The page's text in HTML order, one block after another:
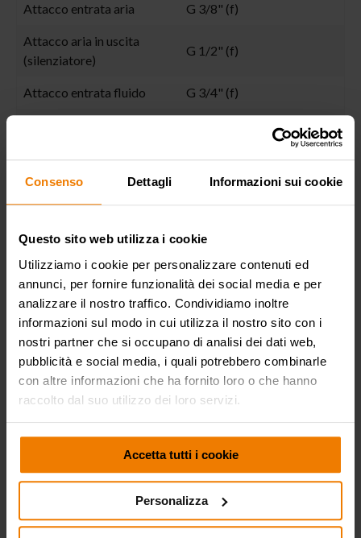
Consenso Dettagli Informazioni sui cookie
Questo sito web utilizza i cookie
Utilizziamo i cookie per personalizzare contenuti ed
annunci, per fornire funzionalità dei social media e per
analizzare il nostro traffico. Condividiamo inoltre
informazioni sul modo in cui utilizza il nostro sito con i
nostri partner che si occupano di analisi dei dati web,
pubblicità e social media, i quali potrebbero combinarle
con altre informazioni che ha fornito loro o che hanno
raccolto dal suo utilizzo dei loro servizi.
Accetta tutti i cookie
Personalizza
Attacco entrata aria G 3/8" (f)
Attacco aria in uscita
(silenziatore)
G 1/2" (f)
Attacco entrata fluido G 3/4" (f)
Valvole in aspirazione e
mandata
Membrane
Sfere acetalica
Sedi acetalica
Packing N° 1 - 0,020 m³
Peso lordo 6,3 kg
CERTIFICAZIONI